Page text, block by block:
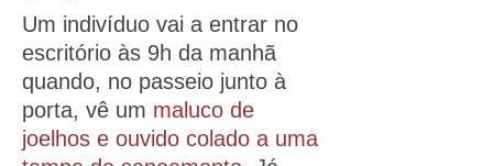
Um indivíduo vai a entrar no
escritório às 9h da manhã
quando, no passeio junto à
porta, vê um maluco de
joelhos e ouvido colado a uma